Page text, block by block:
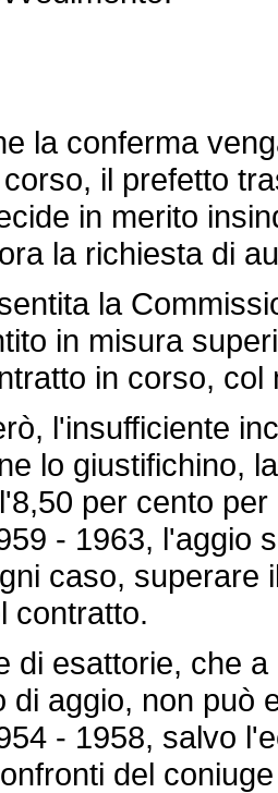
la conferma
il prefetto
in merito
la richiesta di
la
in misura
in corso,
l'insufficiente
lo giustifichino,
per cento
- 1963, l'aggio
caso, superare
contratto.
esattorie, che a
di aggio, non può
- 1958, salvo
del